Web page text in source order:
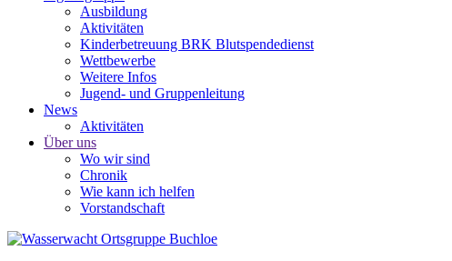
Ausbildung
Aktivitäten
Kinderbetreuung BRK Blutspendedienst
Wettbewerbe
Weitere Infos
Jugend- und Gruppenleitung
News
Aktivitäten
Über uns
Wo wir sind
Chronik
Wie kann ich helfen
Vorstandschaft